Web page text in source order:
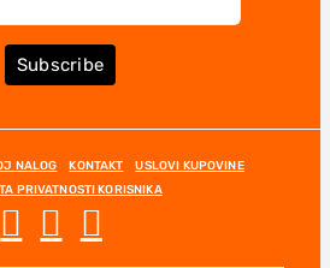
Subscribe
NALOG KONTAKT
USLOVI KUPOVINE
PRIVATNOSTI KORISNIKA